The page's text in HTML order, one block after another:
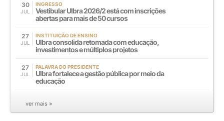
30
JUL
INGRESSO
Vestibular Ulbra 2026/2 está com inscrições
abertas para mais de 50 cursos
27
JUL
INSTITUIÇÃO DE ENSINO
Ulbra consolida retomada com educação,
investimentos e múltiplos projetos
27
JUL
PALAVRA DO PRESIDENTE
Ulbra fortalece a gestão pública por meio da
educação
ver mais »